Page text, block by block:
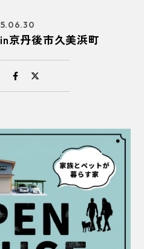
京丹後市久美浜町